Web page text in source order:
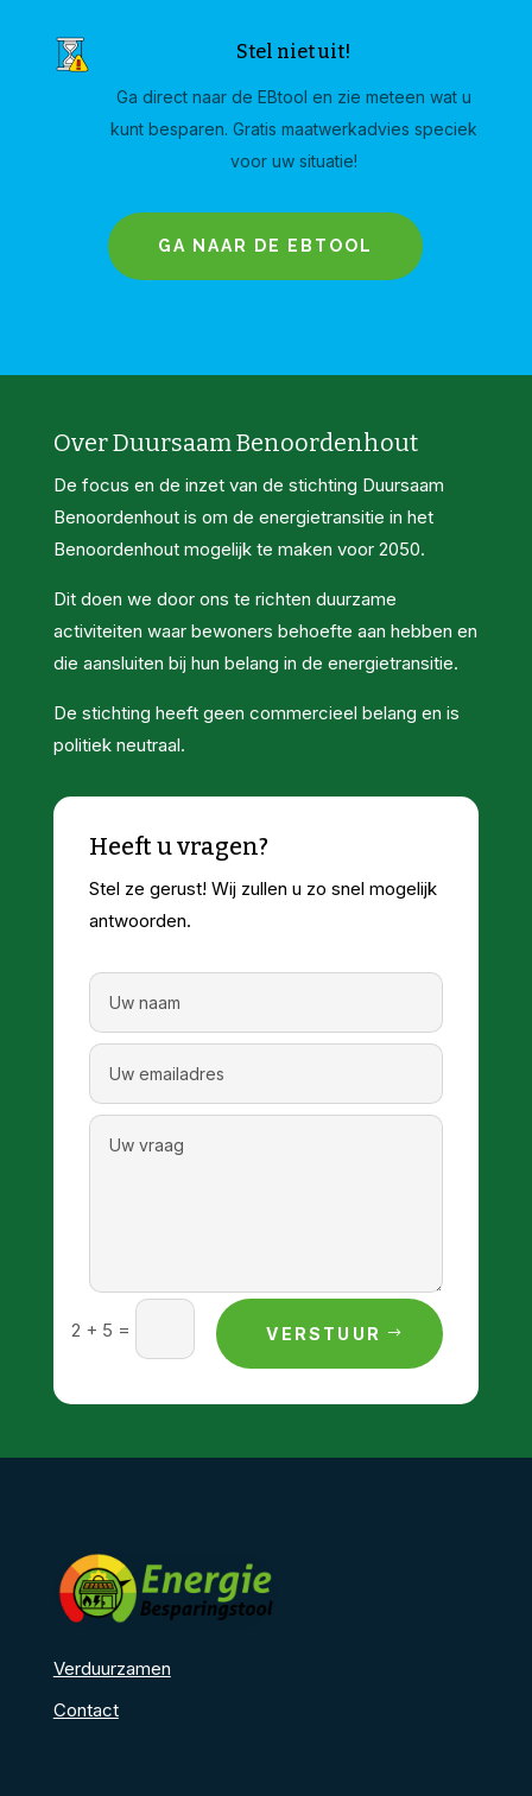
Stel niet uit!
Ga direct naar de EBtool en zie meteen wat u
kunt besparen. Gratis maatwerkadvies speciek
voor uw situatie!
GA NAAR DE EBTOOL
Over Duursaam Benoordenhout
De focus en de inzet van de stichting Duursaam
Benoordenhout is om de energietransitie in het
Benoordenhout mogelijk te maken voor 2050.
Dit doen we door ons te richten duurzame
activiteiten waar bewoners behoefte aan hebben en
die aansluiten bij hun belang in de energietransitie.
De stichting heeft geen commercieel belang en is
politiek neutraal.
Heeft u vragen?
Stel ze gerust! Wij zullen u zo snel mogelijk
antwoorden.
2 + 5 = VERSTUUR
Verduurzamen
Contact